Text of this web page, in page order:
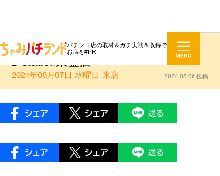
パチンコ店の取材＆ガチ実戦＆収録で
お店を#PR
DMMぱちタウンエンジェルス：
2024年08月07日 水曜日 来店 2024.08.06 投稿